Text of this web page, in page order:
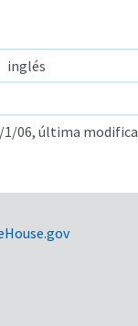
inglés
1/06, última